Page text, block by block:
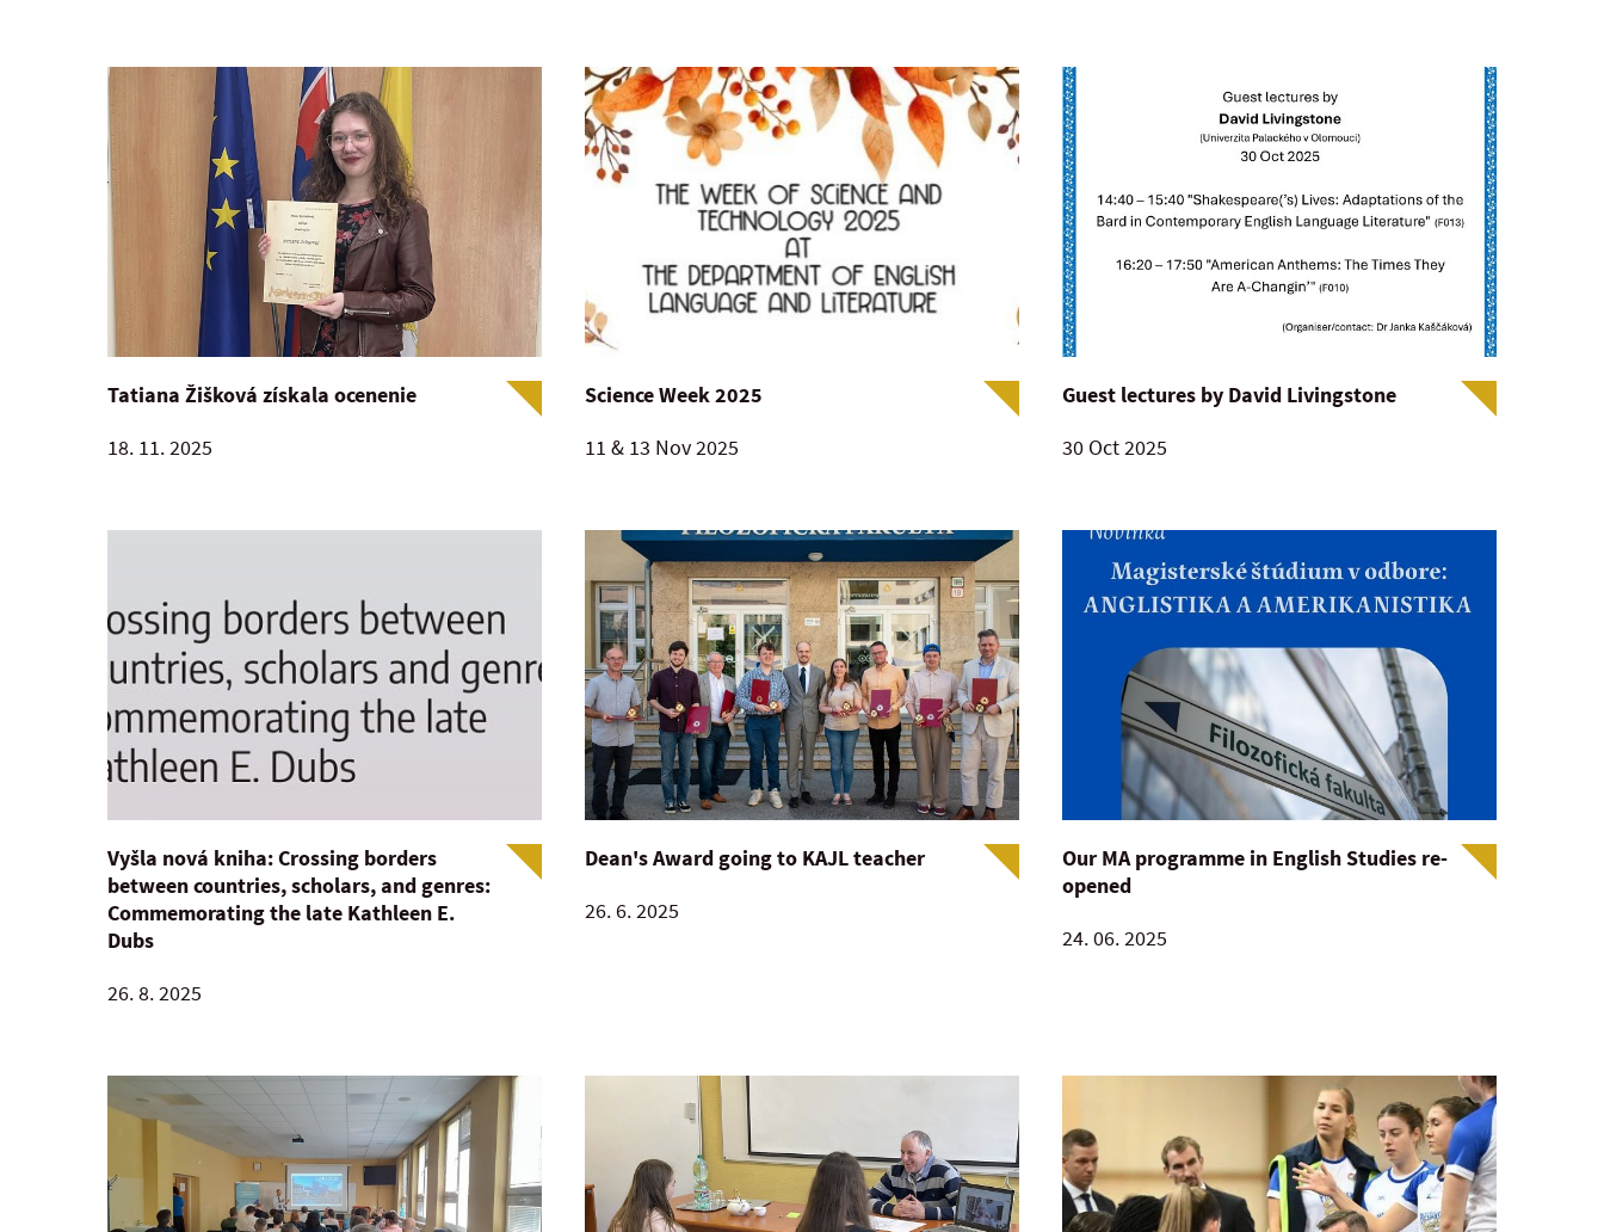
Tatiana Žišková získala ocenenie
18. 11. 2025
Science Week 2025
11 & 13 Nov 2025
Guest lectures by David Livingstone
30 Oct 2025
Vyšla nová kniha: Crossing borders
between countries, scholars, and genres:
Commemorating the late Kathleen E.
Dubs
26. 8. 2025
Dean's Award going to KAJL teacher
26. 6. 2025
Our MA programme in English Studies re-
opened
24. 06. 2025